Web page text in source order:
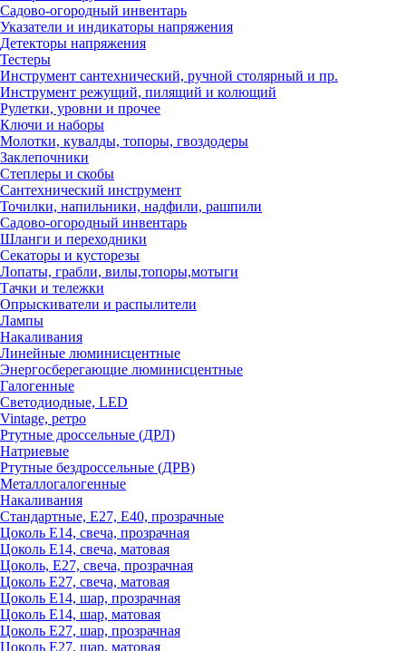
Садово-огородный инвентарь
Указатели и индикаторы напряжения
Детекторы напряжения
Тестеры
Инструмент сантехнический, ручной столярный и пр.
Инструмент режущий, пилящий и колющий
Рулетки, уровни и прочее
Ключи и наборы
Молотки, кувалды, топоры, гвоздодеры
Заклепочники
Степлеры и скобы
Сантехнический инструмент
Точилки, напильники, надфили, рашпили
Садово-огородный инвентарь
Шланги и переходники
Секаторы и кусторезы
Лопаты, грабли, вилы,топоры,мотыги
Тачки и тележки
Опрыскиватели и распылители
Лампы
Накаливания
Линейные люминисцентные
Энергосберегающие люминисцентные
Галогенные
Светодиодные, LED
Vintage, ретро
Ртутные дроссельные (ДРЛ)
Натриевые
Ртутные бездроссельные (ДРВ)
Металлогалогенные
Накаливания
Стандартные, Е27, Е40, прозрачные
Цоколь Е14, свеча, прозрачная
Цоколь Е14, свеча, матовая
Цоколь, Е27, свеча, прозрачная
Цоколь Е27, свеча, матовая
Цоколь Е14, шар, прозрачная
Цоколь Е14, шар, матовая
Цоколь Е27, шар, прозрачная
Цоколь Е27, шар, матовая